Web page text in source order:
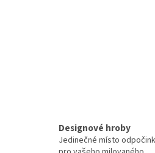
Designové hroby
Jedinečné místo